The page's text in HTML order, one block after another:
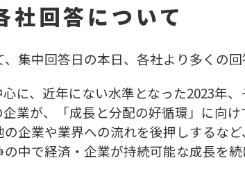
社回答について
集中回答日の本日、各社より多くの回
に、近年にない水準となった2023年
業が、「成長と分配の好循環」に向
企業や業界への流れを後押しするなど
中で経済・企業が持続可能な成長を